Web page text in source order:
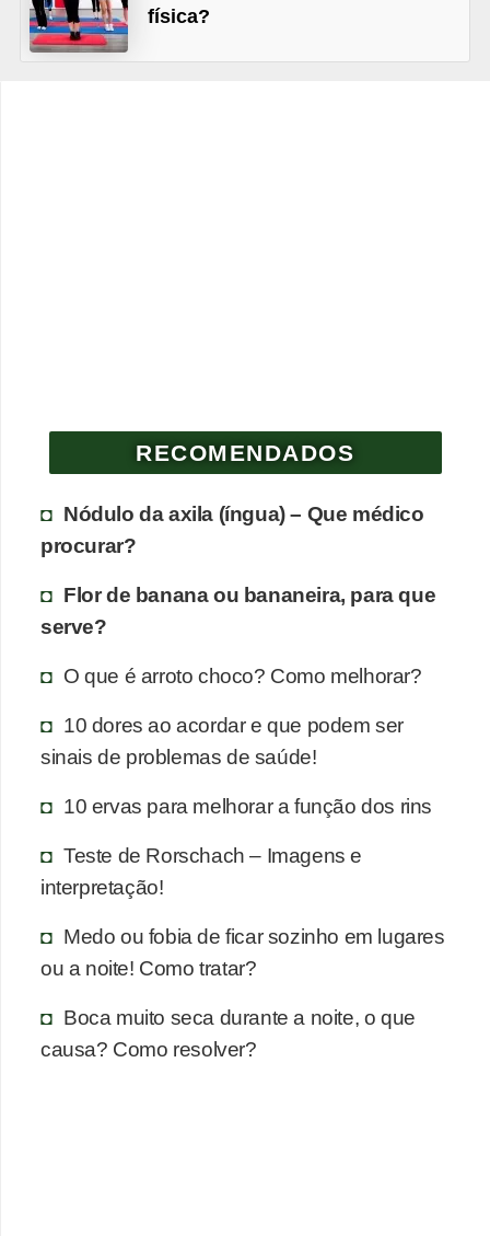
física?
RECOMENDADOS
Nódulo da axila (íngua) – Que médico
procurar?
Flor de banana ou bananeira, para que
serve?
O que é arroto choco? Como melhorar?
10 dores ao acordar e que podem ser
sinais de problemas de saúde!
10 ervas para melhorar a função dos rins
Teste de Rorschach – Imagens e
interpretação!
Medo ou fobia de ficar sozinho em lugares
ou a noite! Como tratar?
Boca muito seca durante a noite, o que
causa? Como resolver?
o
s
s
m
d
c
i
n
i
s
S
e